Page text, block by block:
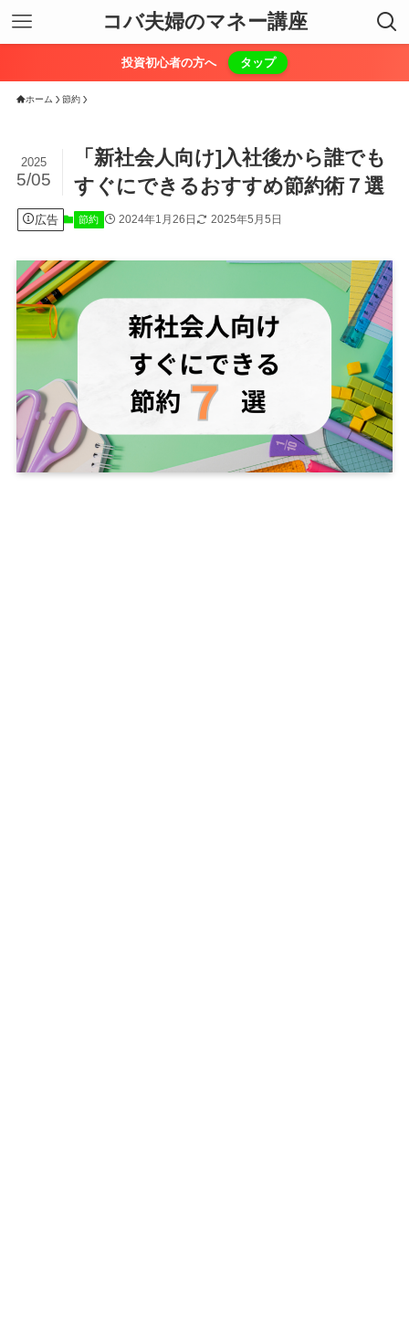
コバ夫婦のマネー講座
投資初心者の方へ タップ
ホーム 節約
「新社会人向け]入社後から誰でも
すぐにできるおすすめ節約術７選
2025
5/05
広告 節約 2024年1月26日 2025年5月5日